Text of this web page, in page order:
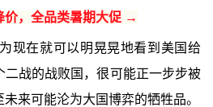
价，全品类暑期大促 →
现在就可以明晃晃地看到美国给
二战的战败国，很可能正一步步被
来可能沦为大国博弈的牺牲品。